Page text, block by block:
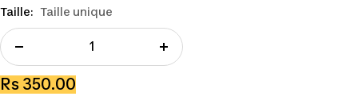
Taille: Taille unique
la
quantité
Augmenter
Prix
Rs 350.00